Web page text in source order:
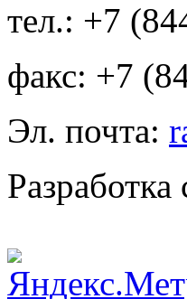
тел.: +7
факс: +7
Эл. почта: